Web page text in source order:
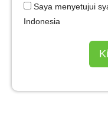
Saya menyetujui
Indonesia